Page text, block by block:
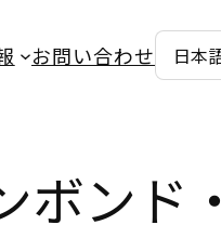
お問い合わせ
ンド・